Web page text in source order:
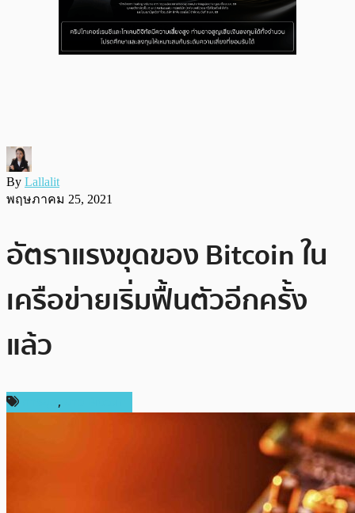
By Lallalit
พฤษภาคม 25, 2021
อัตราแรงขุดของ Bitcoin ใน
เครือข่ายเริ่มฟื้นตัวอีกครั้ง
แล้ว
,